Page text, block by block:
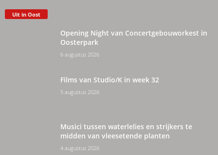
Uit in Oost
Opening Night van Concertgebouworkest in
Oosterpark
6 augustus 2026
Films van Studio/K in week 32
5 augustus 2026
Musici tussen waterlelies en strijkers te
midden van vleesetende planten
4 augustus 2026